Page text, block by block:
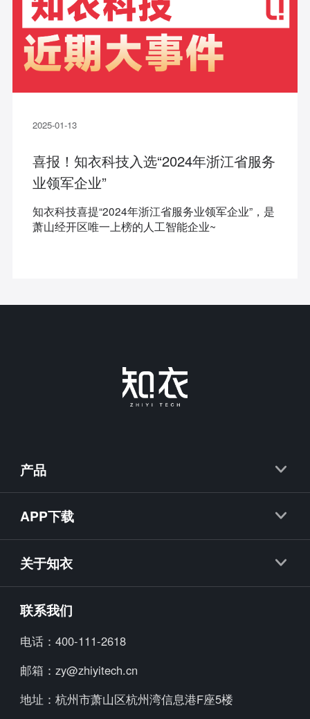
2025-01-13
喜报！知衣科技入选“2024年浙江省服务
业领军企业”
知衣科技喜提“2024年浙江省服务业领军企业”，是
萧山经开区唯一上榜的人工智能企业~
产品
知款
知小布
知小衣
海外探款
美念
炼丹炉
APP下载
海外探款APP
关于知衣
加入我们
行业资讯
公司动态
联系我们
电话： 400-111-2618
邮箱： zy@zhiyitech.cn
地址： 杭州市萧山区杭州湾信息港F座5楼